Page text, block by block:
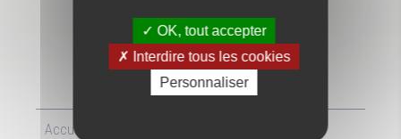
LE20/06/2026
Accueil
OK, tout accepter
Interdire tous les cookies
Personnaliser